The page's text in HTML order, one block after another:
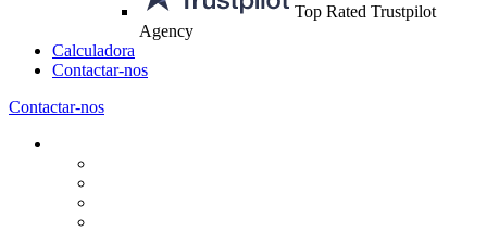
Top Rated Trustpilot
Agency
Calculadora
Contactar-nos
Contactar-nos